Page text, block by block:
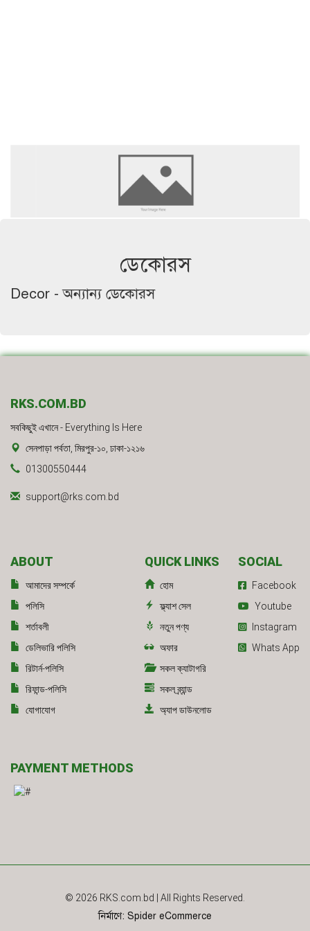
ডেকোরস
Decor - অন্যান্য ডেকোরস
RKS.COM.BD
সবকিছুই এখানে - Everything Is Here
সেনপাড়া পর্বতা, মিরপুর-১০, ঢাকা-১২১৬
01300550444
support@rks.com.bd
ABOUT
আমাদের সম্পর্কে
পলিসি
শর্তাবলী
ডেলিভারি পলিসি
রিটার্ন-পলিসি
রিফান্ড-পলিসি
যোগাযোগ
QUICK LINKS
হোম
ফ্ল্যাশ সেল
নতুন পণ্য
অফার
সকল ক্যাটাগরি
সকল ব্র্যান্ড
অ্যাপ ডাউনলোড
SOCIAL
Facebook
Youtube
Instagram
Whats App
PAYMENT METHODS
© 2026 RKS.com.bd | All Rights Reserved.
নির্মাণে: Spider eCommerce